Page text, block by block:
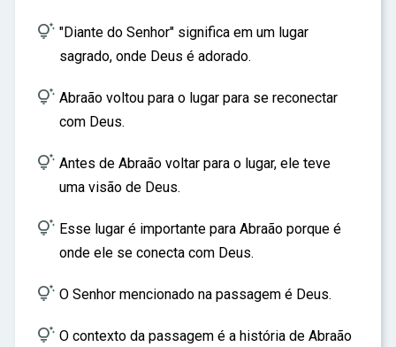
 "Diante do Senhor" significa em um lugar
sagrado, onde Deus é adorado.
 Abraão voltou para o lugar para se reconectar
com Deus.
 Antes de Abraão voltar para o lugar, ele teve
uma visão de Deus.
 Esse lugar é importante para Abraão porque é
onde ele se conecta com Deus.
 O Senhor mencionado na passagem é Deus.
 O contexto da passagem é a história de Abraão